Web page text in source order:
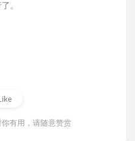
。
有用，请随意赞赏